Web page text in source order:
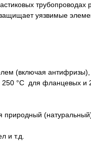
уязвимые
(включая антифризы),
°C для фланцевых и
природный (натуральный)
и т.д.